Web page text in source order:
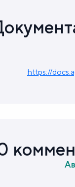
https://